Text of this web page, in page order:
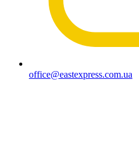
office@eastexpress.com.ua